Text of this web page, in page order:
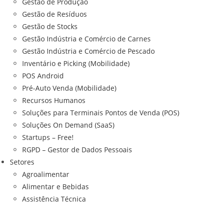
Gestão de Produção
Gestão de Resíduos
Gestão de Stocks
Gestão Indústria e Comércio de Carnes
Gestão Indústria e Comércio de Pescado
Inventário e Picking (Mobilidade)
POS Android
Pré-Auto Venda (Mobilidade)
Recursos Humanos
Soluções para Terminais Pontos de Venda (POS)
Soluções On Demand (SaaS)
Startups – Free!
RGPD – Gestor de Dados Pessoais
Setores
Agroalimentar
Alimentar e Bebidas
Assistência Técnica